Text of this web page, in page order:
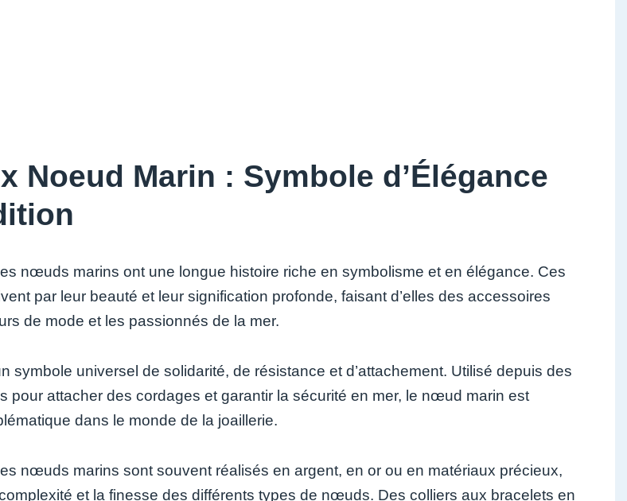
Noeud Marin : Symbole d’Élégance
nœuds marins ont une longue histoire riche en symbolisme et en élégance. Ces
par leur beauté et leur signification profonde, faisant d’elles des accessoires
de mode et les passionnés de la mer.
symbole universel de solidarité, de résistance et d’attachement. Utilisé depuis des
pour attacher des cordages et garantir la sécurité en mer, le nœud marin est
dans le monde de la joaillerie.
nœuds marins sont souvent réalisés en argent, en or ou en matériaux précieux,
et la finesse des différents types de nœuds. Des colliers aux bracelets en